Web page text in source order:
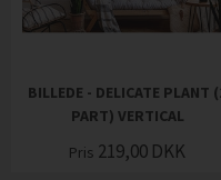
BILLEDE - DELICATE PLANT
PART) VERTICAL
Pris 219,00 DKK